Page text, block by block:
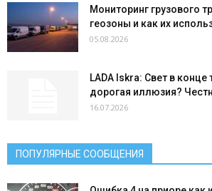
Мониторинг грузового
геозоны и как их
05.08.2026
LADA Iskra: Свет в конце
дорогая иллюзия?
16.07.2026
ПОПУЛЯРНЫЕ СООБЩЕНИЯ